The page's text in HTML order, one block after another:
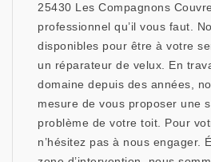
25430 Les Compagnons
professionnel qu’il vous faut.
disponibles pour être à votre
un réparateur de velux. En
domaine depuis des années,
mesure de vous proposer une
problème de votre toit. Pour
n’hésitez pas à nous engager.